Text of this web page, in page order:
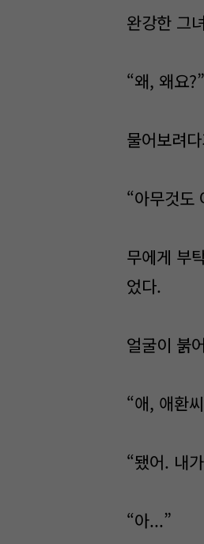
완강한 그
“왜, 왜요?”
물어보려
“아무것도
무에게 부
었다.
얼굴이 붉
“애, 애환
“됐어. 내
“아...”